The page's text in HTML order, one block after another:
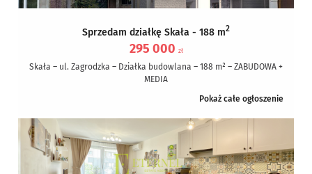
Sprzedam działkę Skała - 188 m2
295 000 zł
Skała – ul. Zagrodzka – Działka budowlana – 188 m² – ZABUDOWA +
MEDIA
Na sprzedaż działka budowlana...
Pokaż całe ogłoszenie